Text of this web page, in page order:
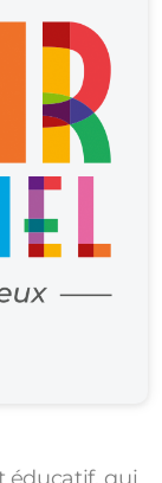
éducatif, qui